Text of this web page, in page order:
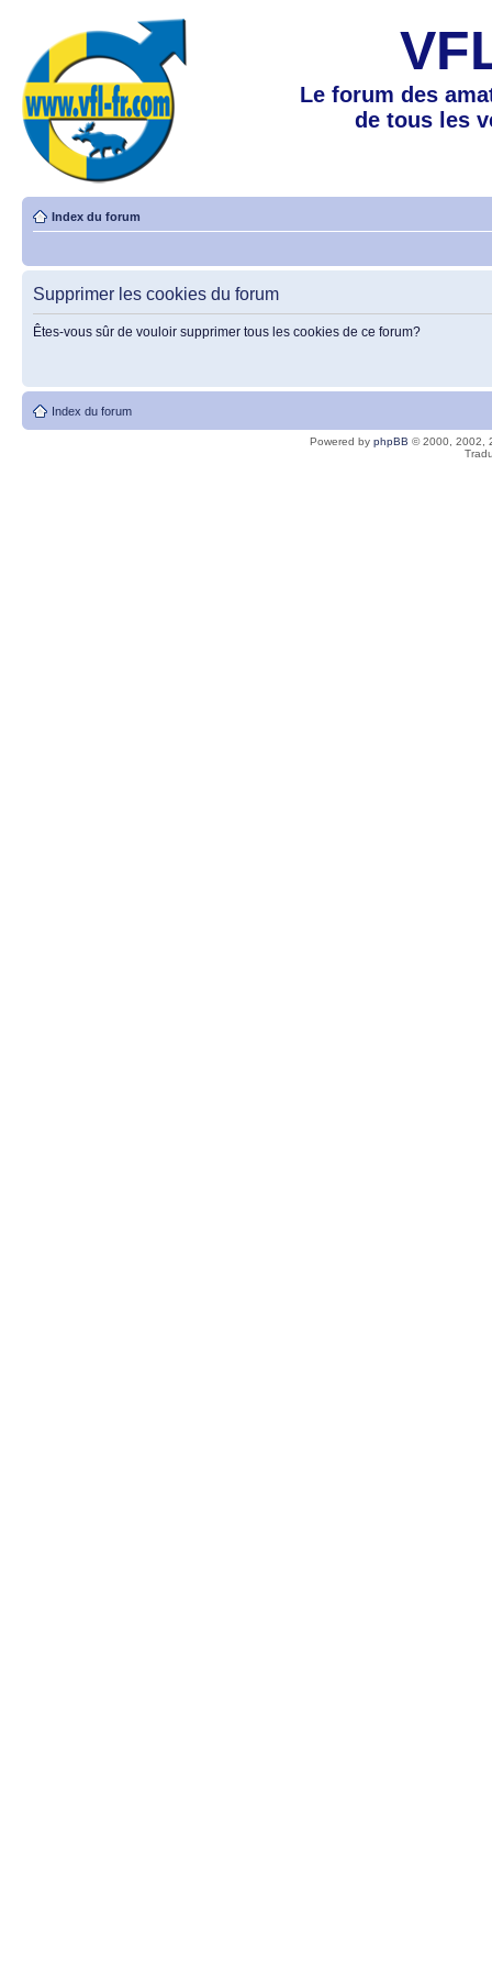
Le forum des
de tous les
Index du forum
Supprimer les cookies du forum
Êtes-vous sûr de vouloir supprimer tous les cookies de ce forum?
Index du forum
Powered by phpBB © 2000, 2002,